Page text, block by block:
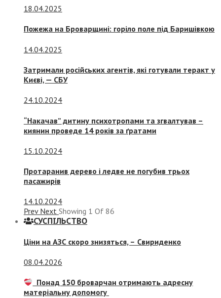
18.04.2025
Пожежа на Броварщині: горіло поле під Баришівкою
14.04.2025
Затримали російських агентів, які готували теракт у
Києві, — СБУ
24.10.2024
“Накачав” дитину психотропами та згвалтував –
киянин проведе 14 років за ґратами
15.10.2024
Протаранив дерево і ледве не погубив трьох
пасажирів
14.10.2024
Prev Next Showing 1 Of 86
СУСПIЛЬСТВО
Ціни на АЗС скоро знизяться, – Свириденко
08.04.2026
Понад 150 броварчан отримають адресну
матеріальну допомогу